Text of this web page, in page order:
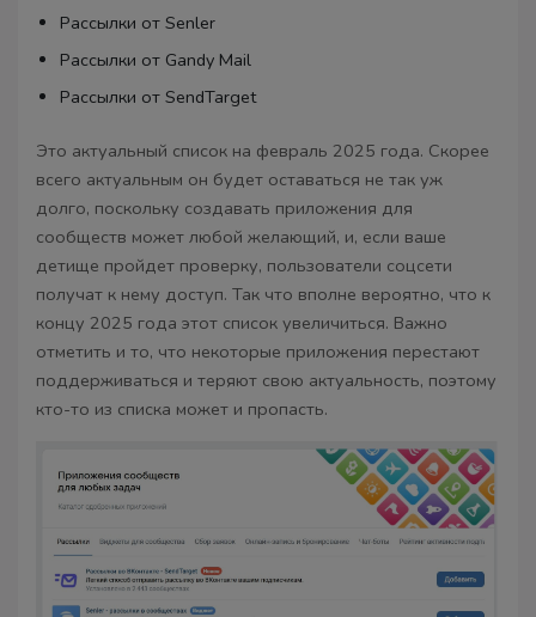
Рассылки от Senler
Рассылки от Gandy Mail
Рассылки от SendTarget
Это актуальный список на февраль 2025 года. Скорее
всего актуальным он будет оставаться не так уж
долго, поскольку создавать приложения для
сообществ может любой желающий, и, если ваше
детище пройдет проверку, пользователи соцсети
получат к нему доступ. Так что вполне вероятно, что к
концу 2025 года этот список увеличиться. Важно
отметить и то, что некоторые приложения перестают
поддерживаться и теряют свою актуальность, поэтому
кто-то из списка может и пропасть.